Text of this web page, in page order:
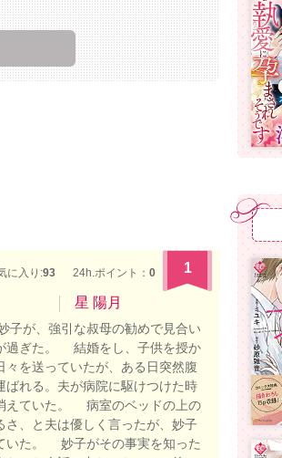
に入り:93 24h.ポイント： 0 1
星 陽月
が、強引な叔母の勧めで見合い
過ぎた。 結婚をし、子供を授か
々を送っていたが、ある日突然腹
れる。夫が病院に駆けつけた時
えていた。 病室のベッドの上の
、と夫は優しく言ったが、妙子
いた。 妙子がその事実を知った